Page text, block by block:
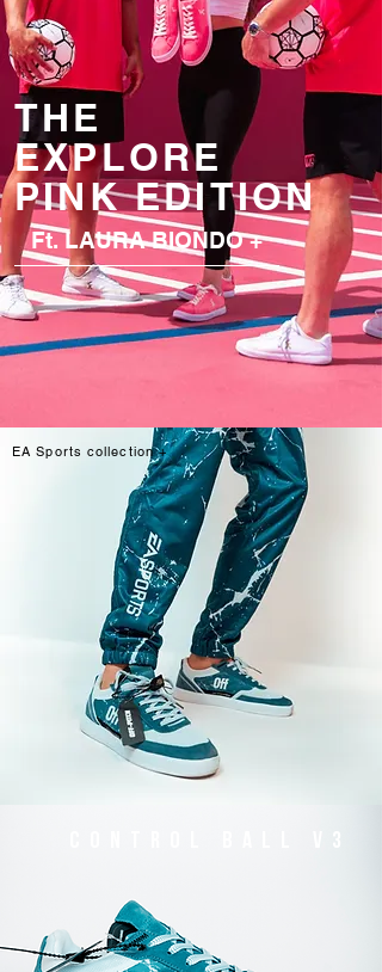
THE
EXPLORE
PINK EDITION
Ft. LAURA BIONDO +
EA Sports collection +